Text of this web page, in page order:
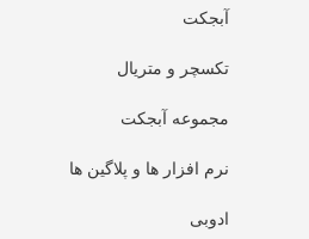
آبجکت
تکسچر و متریال
مجموعه آبجکت
نرم افزار ها و پلاگین ها
ادوبی